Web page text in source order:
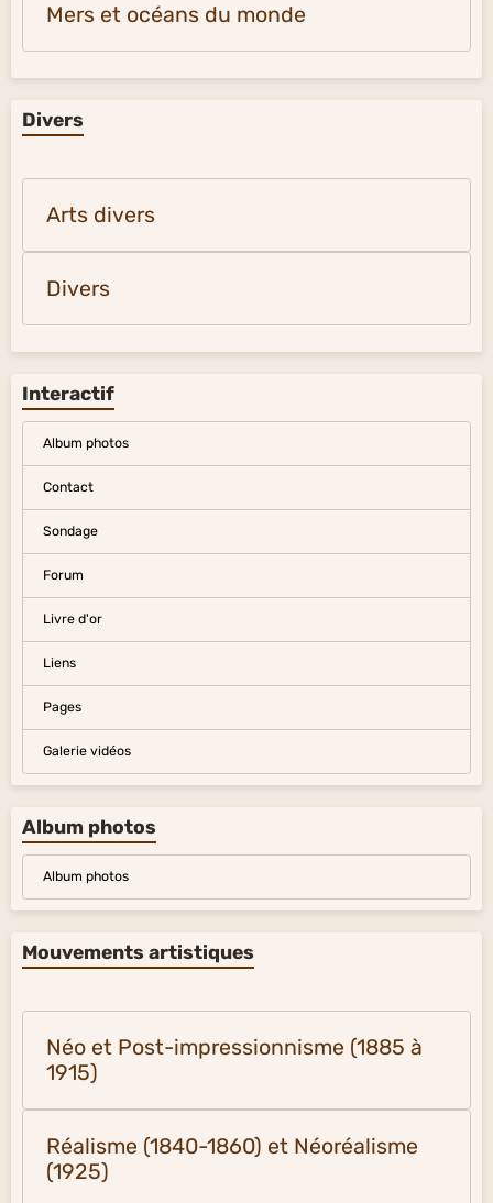
Mers et océans du monde
Divers
Arts divers
Divers
Interactif
Album photos
Contact
Sondage
Forum
Livre d'or
Liens
Pages
Galerie vidéos
Album photos
Album photos
Mouvements artistiques
Néo et Post-impressionnisme (1885 à
1915)
Réalisme (1840-1860) et Néoréalisme
(1925)